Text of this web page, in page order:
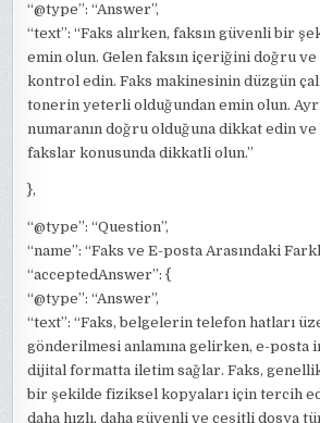
“@type”: “Answer”,
“text”: “Faks alırken, faksın güvenli bir
emin olun. Gelen faksın içeriğini doğru
kontrol edin. Faks makinesinin düzgün
tonerin yeterli olduğundan emin olun.
numaranın doğru olduğuna dikkat edin
fakslar konusunda dikkatli olun.”
},
“@type”: “Question”,
“name”: “Faks ve E-posta Arasındaki
“acceptedAnswer”: {
“@type”: “Answer”,
“text”: “Faks, belgelerin telefon hatları
gönderilmesi anlamına gelirken, e-posta
dijital formatta iletim sağlar. Faks,
bir şekilde fiziksel kopyaları için tercih
daha hızlı, daha güvenli ve çeşitli dosya